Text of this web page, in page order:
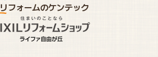
リフォームのケンテック